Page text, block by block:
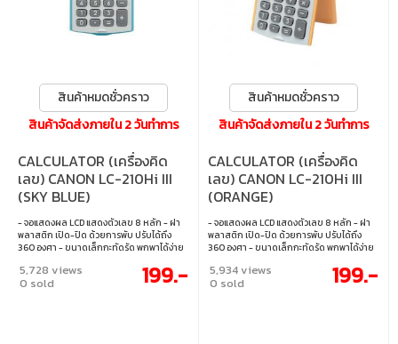
สินค้าหมดชั่วคราว
สินค้าจัดส่งภายใน 2 วันทำการ
CALCULATOR (เครื่องคิด
เลข) CANON LC-210Hi III
(SKY BLUE)
- จอแสดงผล LCD แสดงตัวเลข 8 หลัก - ฝา
พลาสติก เปิด-ปิด ด้วยการพับ ปรับได้ถึง
360 องศา - ขนาดเล็กกะทัดรัด พกพาได้ง่าย
แบตเตอรี่
5,728 views
0 sold 199.-
สินค้าหมดชั่วคราว
สินค้าจัดส่งภายใน 2 วันทำการ
CALCULATOR (เครื่องคิด
เลข) CANON LC-210Hi III
(ORANGE)
- จอแสดงผล LCD แสดงตัวเลข 8 หลัก - ฝา
พลาสติก เปิด-ปิด ด้วยการพับ ปรับได้ถึง
360 องศา - ขนาดเล็กกะทัดรัด พกพาได้ง่าย
แบตเตอรี่
5,934 views
0 sold 199.-